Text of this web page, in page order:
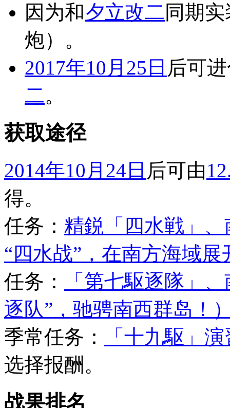
因为和夕立改二同期
炮）。
2017年10月25日 后可
二。
获取途径
2014年10月24日 后可由
得。
任务： 精鋭「四水戦」
“四水战”，在南方海域展
任务：
「第七駆逐隊」
逐队”，驰骋南西群岛！
季常任务：
「十九駆」
选择报酬。
战果排名